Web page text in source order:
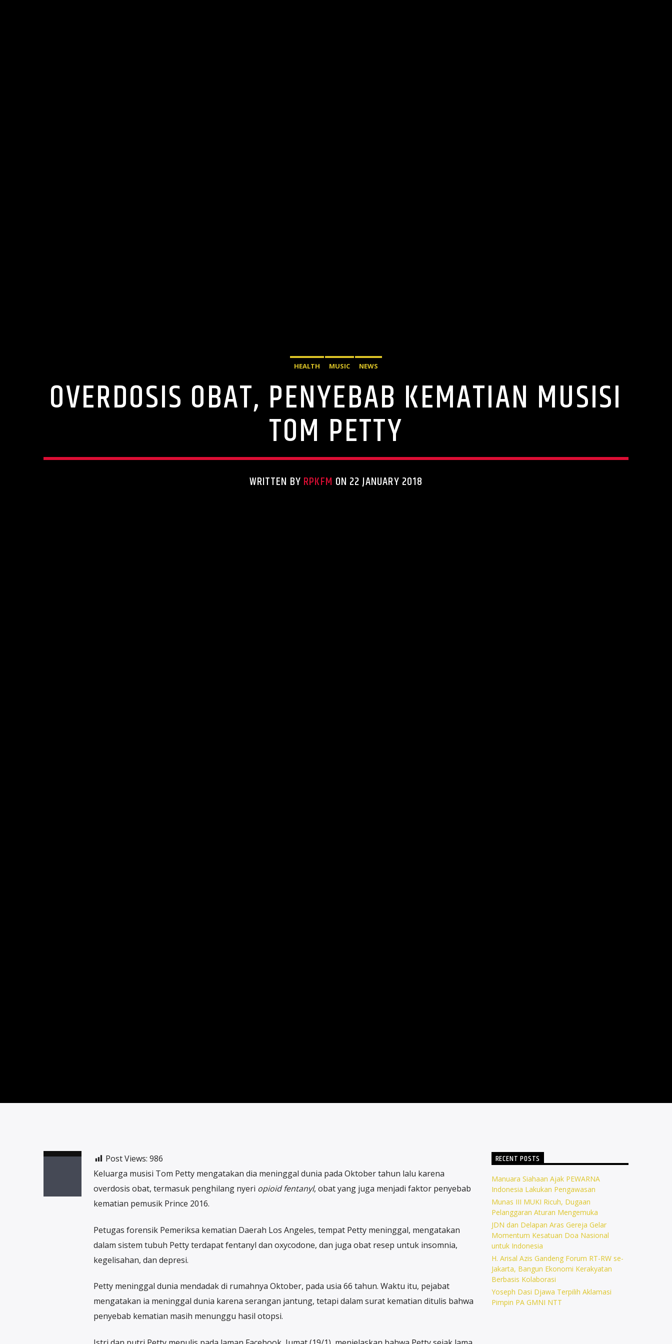
HEALTH MUSIC NEWS
OVERDOSIS OBAT, PENYEBAB KEMATIAN MUSISI
TOM PETTY
WRITTEN BY RPKFM ON 22 JANUARY 2018
Post Views: 986
Keluarga musisi Tom Petty mengatakan dia meninggal dunia pada Oktober tahun lalu karena
overdosis obat, termasuk penghilang nyeri opioid fentanyl, obat yang juga menjadi faktor penyebab
kematian pemusik Prince 2016.
Petugas forensik Pemeriksa kematian Daerah Los Angeles, tempat Petty meninggal, mengatakan
dalam sistem tubuh Petty terdapat fentanyl dan oxycodone, dan juga obat resep untuk insomnia,
kegelisahan, dan depresi.
Petty meninggal dunia mendadak di rumahnya Oktober, pada usia 66 tahun. Waktu itu, pejabat
mengatakan ia meninggal dunia karena serangan jantung, tetapi dalam surat kematian ditulis bahwa
penyebab kematian masih menunggu hasil otopsi.
RECENT POSTS
Manuara Siahaan Ajak PEWARNA
Indonesia Lakukan Pengawasan
Munas III MUKI Ricuh, Dugaan
Pelanggaran Aturan Mengemuka
JDN dan Delapan Aras Gereja Gelar
Momentum Kesatuan Doa Nasional
untuk Indonesia
H. Arisal Azis Gandeng Forum RT-RW se-
Jakarta, Bangun Ekonomi Kerakyatan
Berbasis Kolaborasi
Yoseph Dasi Djawa Terpilih Aklamasi
Pimpin PA GMNI NTT